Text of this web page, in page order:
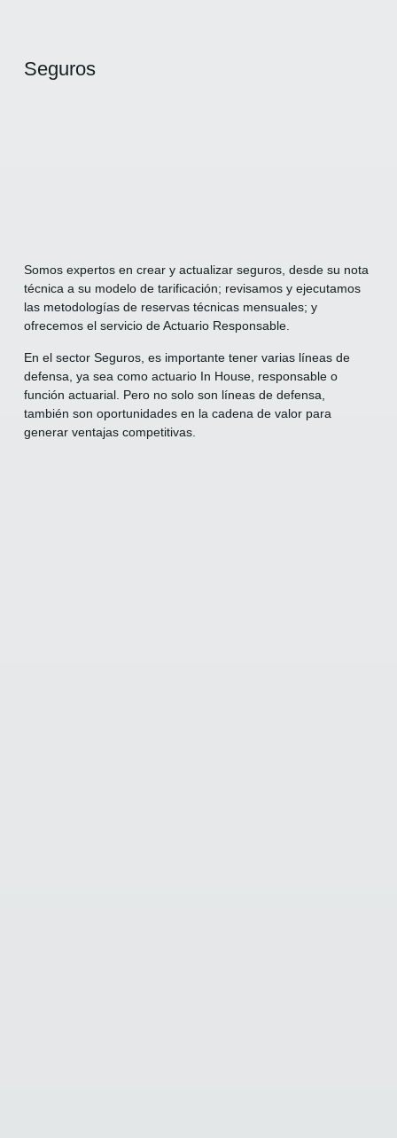
Seguros
Somos expertos en crear y actualizar seguros, desde su nota
técnica a su modelo de tarificación; revisamos y ejecutamos
las metodologías de reservas técnicas mensuales; y
ofrecemos el servicio de Actuario Responsable.
En el sector Seguros, es importante tener varias líneas de
defensa, ya sea como actuario In House, responsable o
función actuarial. Pero no solo son líneas de defensa,
también son oportunidades en la cadena de valor para
generar ventajas competitivas.